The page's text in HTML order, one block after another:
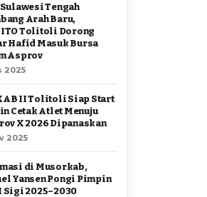
Sulawesi Tengah
Arah Baru,
Tolitoli Dorong
Hafid Masuk Bursa
Asprov
2025
II Tolitoli Siap Start
Cetak Atlet Menuju
X 2026 Dipanaskan
2025
di Musorkab,
Yansen Pongi Pimpin
Sigi 2025–2030